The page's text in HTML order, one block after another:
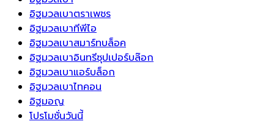
อิฐมวลเบาตราเพชร
อิฐมวลเบาทีพีไอ
อิฐมวลเบาสมาร์ทบล็อค
อิฐมวลเบาอินทรีซุปเปอร์บล๊อก
อิฐมวลเบาแอร์บล็อก
อิฐมวลเบาไทคอน
อิฐมอญ
โปรโมชั่นวันนี้